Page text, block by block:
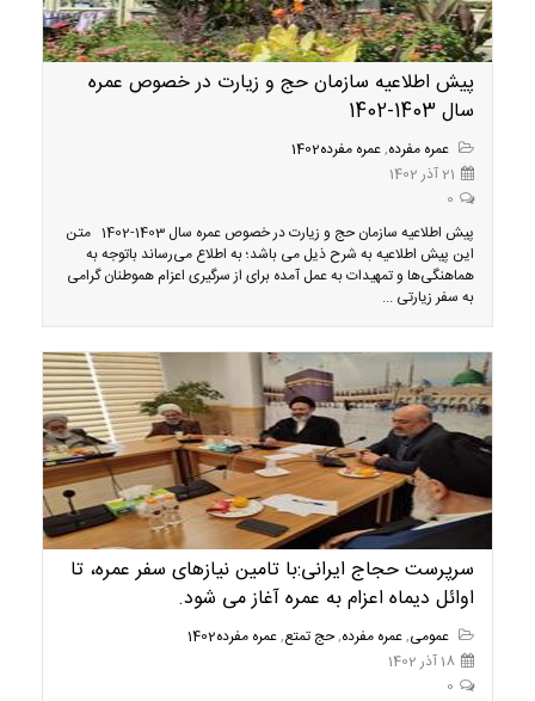
پیش اطلاعیه سازمان حج و زیارت در خصوص عمره
سال 1403-1402
عمره مفرده,عمره مفرده1402
21 آذر 1402
0
پیش اطلاعیه سازمان حج و زیارت در خصوص عمره سال 1403-1402 متن
این پیش اطلاعیه به شرح ذیل می باشد؛ به اطلاع می‌رساند باتوجه به
هماهنگی‌ها و تمهیدات به عمل آمده برای از سرگیری اعزام هموطنان گرامی
به سفر زیارتی ...
سرپرست حجاج ایرانی:با تامین نیازهای سفر عمره، تا
اوائل دیماه اعزام به عمره آغاز می شود.
عمومی,عمره مفرده,حج تمتع,عمره مفرده1402
18 آذر 1402
0